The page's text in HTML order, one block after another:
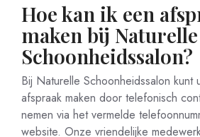
Hoe kan ik een
maken bij Naturelle
Schoonheidssalon?
Bij Naturelle Schoonheidssalon kunt
afspraak maken door telefonisch
nemen via het vermelde
website. Onze vriendelijke